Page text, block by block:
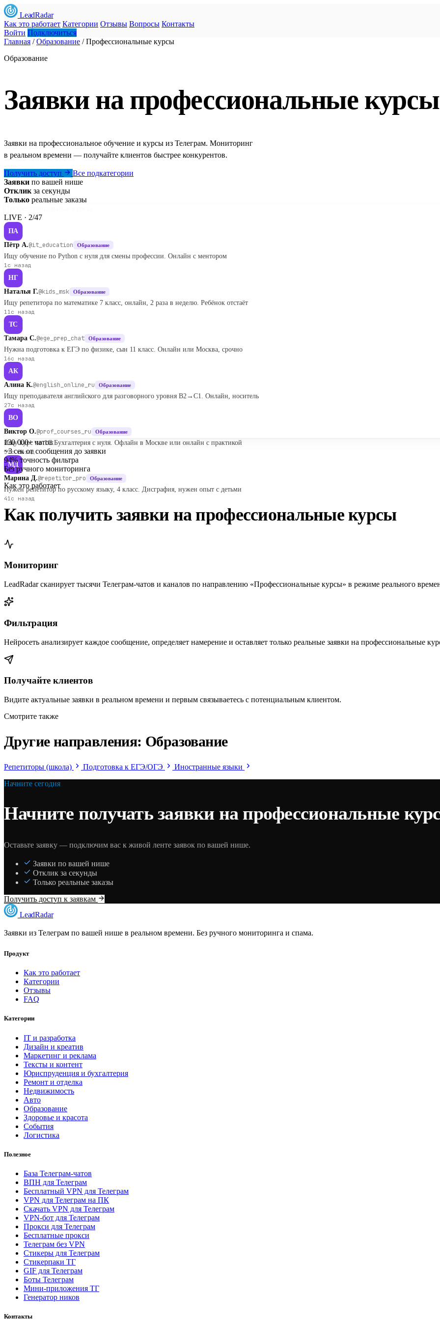
LeadRadar
Как это работает Категории Отзывы Вопросы Контакты
Войти Подключиться
Главная / Образование / Профессиональные курсы
Образование
Заявки на профессиональные
Заявки на профессиональное обучение и курсы из Телеграм. Мониторинг
в реальном времени — получайте клиентов быстрее конкурентов.
Получить доступ
Все подкатегории
Заявки по вашей нише
Отклик за секунды
Только реальные заказы
LIVE · 2/47
ПА
Пётр А.@it_education Образование
Ищу обучение по Python с нуля для смены профессии. Онлайн с ментором
1с назад
НГ
Наталья Г.@kids_msk Образование
Ищу репетитора по математике 7 класс, онлайн, 2 раза в неделю. Ребёнок отстаёт
11с назад
ТС
Тамара С.@ege_prep_chat Образование
Нужна подготовка к ЕГЭ по физике, сын 11 класс. Онлайн или Москва, срочно
16с назад
АК
Алина К.@english_online_ru Образование
Ищу преподавателя английского для разговорного уровня B2→C1. Онлайн, носитель
27с назад
ВО
Виктор О.@prof_courses_ru Образование
Ищу курс по 1С:Бухгалтерия с нуля. Офлайн в Москве или онлайн с практикой
33с назад
МД
Марина Д.@repetitor_pro Образование
Нужен репетитор по русскому языку, 4 класс. Дисграфия, нужен опыт с детьми
41с назад
130 000+ чатов
~3 сек от сообщения до заявки
94% точность фильтра
Без ручного мониторинга
Как это работает
Как получить заявки на профессиональные курсы
Мониторинг
LeadRadar сканирует тысячи Телеграм‑чатов и каналов по направлению «Профессиональные курсы» в режиме реального
Фильтрация
Нейросеть анализирует каждое сообщение, определяет намерение и оставляет только реальные заявки на профессиональные
Получайте клиентов
Видите актуальные заявки в реальном времени и первым связываетесь с потенциальным клиентом.
Смотрите также
Другие направления: Образование
Репетиторы (школа) Подготовка к ЕГЭ/ОГЭ
Иностранные языки
Начните сегодня
Начните получать заявки на профессиональные
Оставьте заявку — подключим вас к живой ленте заявок по вашей нише.
Заявки по вашей нише
Отклик за секунды
Только реальные заказы
Получить доступ к заявкам
LeadRadar
Заявки из Телеграм по вашей нише в реальном времени. Без ручного мониторинга и спама.
Продукт
Как это работает
Категории
Отзывы
FAQ
Категории
IT и разработка
Дизайн и креатив
Маркетинг и реклама
Тексты и контент
Юриспруденция и бухгалтерия
Ремонт и отделка
Недвижимость
Авто
Образование
Здоровье и красота
События
Логистика
Полезное
База Телеграм-чатов
ВПН для Телеграм
Бесплатный VPN для Телеграм
VPN для Телеграм на ПК
Скачать VPN для Телеграм
VPN-бот для Телеграм
Прокси для Телеграм
Бесплатные прокси
Телеграм без VPN
Стикеры для Телеграм
Стикерпаки ТГ
GIF для Телеграм
Боты Телеграм
Мини-приложения ТГ
Генератор ников
Контакты